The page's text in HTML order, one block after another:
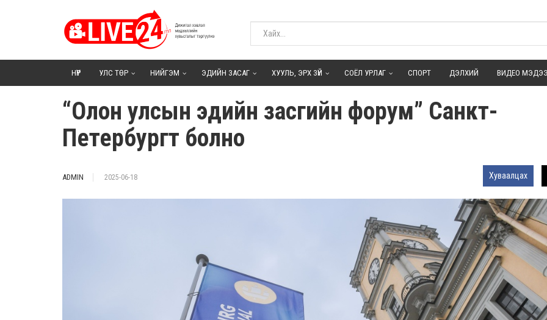
НҮҮР УЛС ТӨР НИЙГЭМ ЭДИЙН ЗАСАГ ХУУЛЬ, ЭРХ ЗҮЙ СОЁЛ УРЛАГ СПОРТ ДЭЛХИЙ ВИДЕО МЭДЭЭ
“Олон улсын эдийн засгийн форум” Санкт-
Петербургт болно
ADMIN 2025-06-18 Хуваалцах